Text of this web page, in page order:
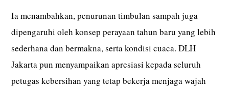
Ia menambahkan, penurunan timbulan sampah juga
dipengaruhi oleh konsep perayaan tahun baru yang lebih
sederhana dan bermakna, serta kondisi cuaca. DLH
Jakarta pun menyampaikan apresiasi kepada seluruh
petugas kebersihan yang tetap bekerja menjaga wajah